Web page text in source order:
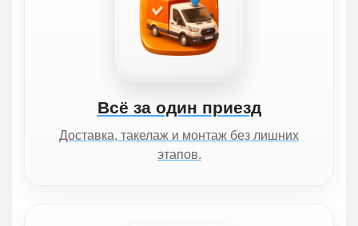
Всё за один приезд
Доставка, такелаж и монтаж без лишних
этапов.